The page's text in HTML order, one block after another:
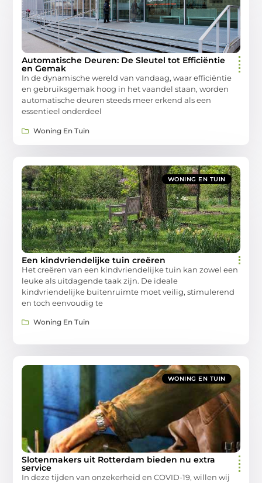
Automatische Deuren: De Sleutel tot Efficiëntie
en Gemak
In de dynamische wereld van vandaag, waar efficiëntie
en gebruiksgemak hoog in het vaandel staan, worden
automatische deuren steeds meer erkend als een
essentieel onderdeel
Woning En Tuin
WONING EN TUIN
Een kindvriendelijke tuin creëren
Het creëren van een kindvriendelijke tuin kan zowel een
leuke als uitdagende taak zijn. De ideale
kindvriendelijke buitenruimte moet veilig, stimulerend
en toch eenvoudig te
Woning En Tuin
WONING EN TUIN
Slotenmakers uit Rotterdam bieden nu extra
service
In deze tijden van onzekerheid en COVID-19, willen wij